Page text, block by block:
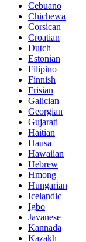
Cebuano
Chichewa
Corsican
Croatian
Dutch
Estonian
Filipino
Finnish
Frisian
Galician
Georgian
Gujarati
Haitian
Hausa
Hawaiian
Hebrew
Hmong
Hungarian
Icelandic
Igbo
Javanese
Kannada
Kazakh